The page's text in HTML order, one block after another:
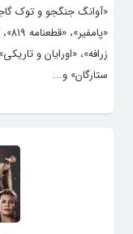
«آوانگ جنگجو و توک
زرافه»، «اورایان و
ستارگان» و...